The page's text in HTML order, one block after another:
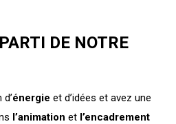
DE NOTRE
d’énergie et d’idées et avez une
l’animation et l’encadrement